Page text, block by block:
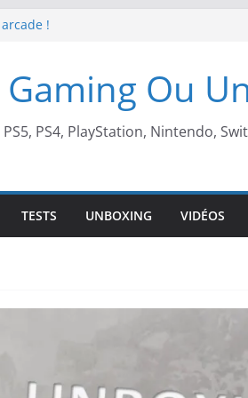
!
de retour !
Ou
PS4, PlayStation, Nintendo,
TESTS UNBOXING VIDÉOS